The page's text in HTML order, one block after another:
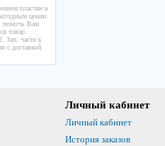
пластин в
ценам.
помочь Вам
товар.
Зап. части к
с доставкой
Личный кабинет
Личный кабинет
История заказов